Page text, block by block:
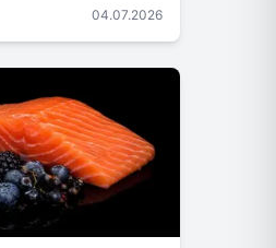
הזולים ביותר שיש
04.07.2026